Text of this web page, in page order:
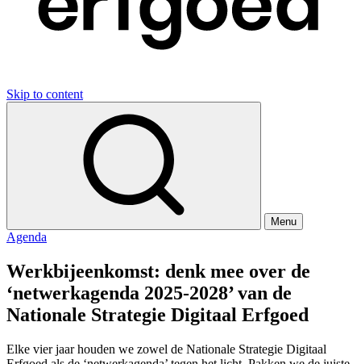
Skip to content
Menu
Agenda
Werkbijeenkomst: denk mee over de
‘netwerkagenda 2025-2028’ van de
Nationale Strategie Digitaal Erfgoed
Elke vier jaar houden we zowel de Nationale Strategie Digitaal